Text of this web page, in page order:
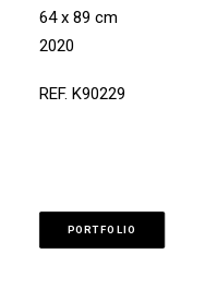
64 x 89 cm
2020
REF. K90229
PORTFOLIO